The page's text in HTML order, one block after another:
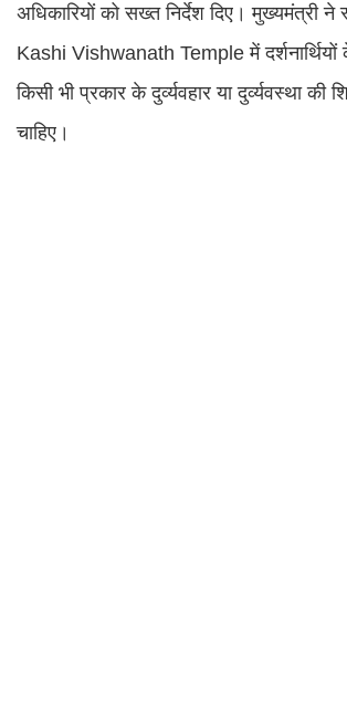
अधिकारियों को सख्त निर्देश दिए। मुख्यमंत्री ने
Kashi Vishwanath Temple में दर्शनार्थियों
किसी भी प्रकार के दुर्व्यवहार या दुर्व्यवस्था की
चाहिए।